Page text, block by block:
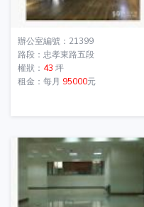
辦公室編號：21399
路段：忠孝東路五段
權狀： 43 坪
租金：每月 95000元